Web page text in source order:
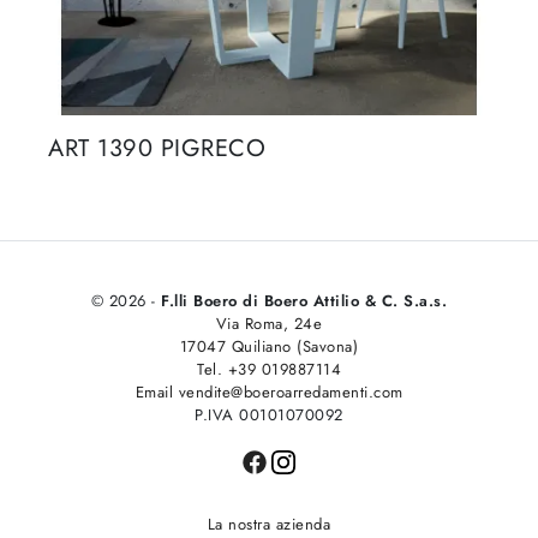
ART 1390 PIGRECO
© 2026 - F.lli Boero di Boero Attilio & C. S.a.s.
Via Roma, 24e
17047 Quiliano (Savona)
Tel. +39 019887114
Email vendite@boeroarredamenti.com
P.IVA 00101070092
La nostra azienda